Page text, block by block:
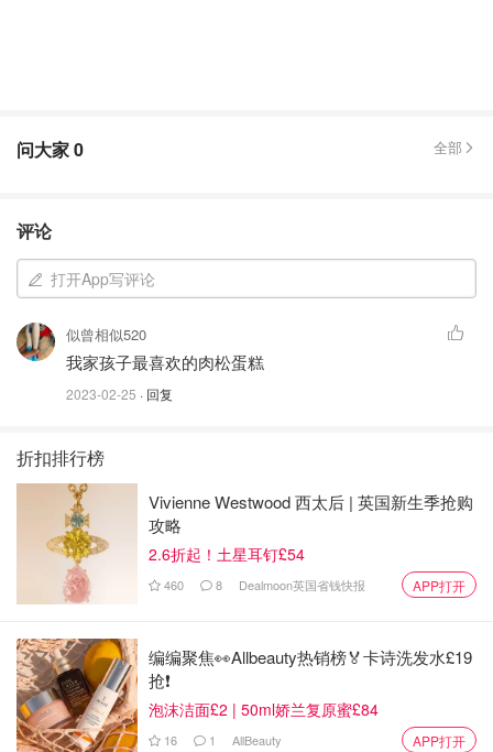
问大家0 全部
评论
打开App写评论
似曾相似520
我家孩子最喜欢的肉松蛋糕
2023-02-25 · 回复
折扣排行榜
Vivienne Westwood 西太后 | 英国新生季抢购
攻略
2.6折起！土星耳钉£54
460 8 Dealmoon英国省钱快报 APP打开
编编聚焦👀Allbeauty热销榜🏅卡诗洗发水£19
抢❗
泡沫洁面£2 | 50ml娇兰复原蜜£84
16 1 AllBeauty APP打开